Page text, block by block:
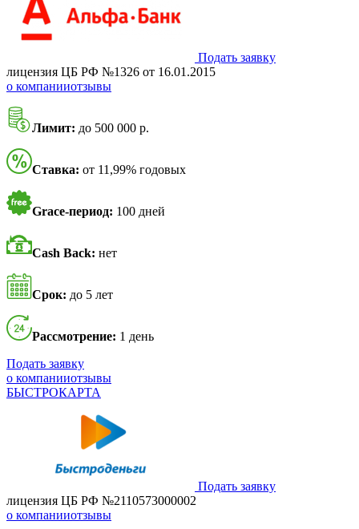
Подать заявку
лицензия ЦБ РФ №1326 от 16.01.2015
о компанииотзывы
Лимит: до 500 000 р.
Ставка: от 11,99% годовых
Grace-период: 100 дней
Cash Back: нет
Срок: до 5 лет
Рассмотрение: 1 день
Подать заявку
о компанииотзывы
БЫСТРОКАРТА
Подать заявку
лицензия ЦБ РФ №2110573000002
о компанииотзывы